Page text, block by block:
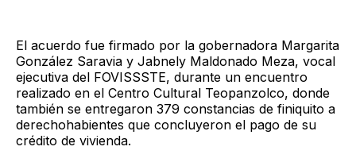
El acuerdo fue firmado por la gobernadora Margarita
González Saravia y Jabnely Maldonado Meza, vocal
ejecutiva del FOVISSSTE, durante un encuentro
realizado en el Centro Cultural Teopanzolco, donde
también se entregaron 379 constancias de finiquito a
derechohabientes que concluyeron el pago de su
crédito de vivienda.